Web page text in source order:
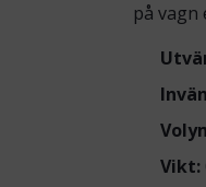
på vagn
Vikt: